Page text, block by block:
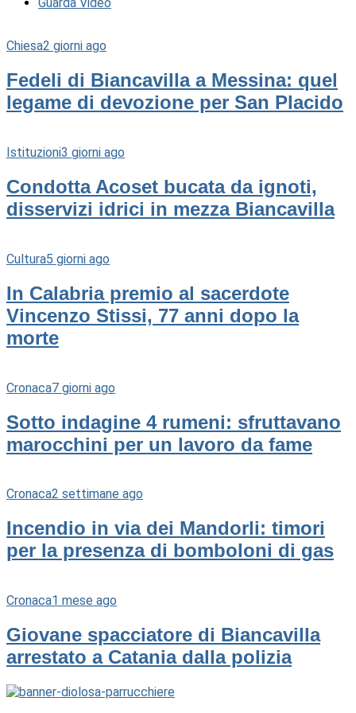
Chiesa2 giorni ago
Fedeli di Biancavilla a Messina: quel
legame di devozione per San Placido
Istituzioni3 giorni ago
Condotta Acoset bucata da ignoti,
disservizi idrici in mezza Biancavilla
Cultura5 giorni ago
In Calabria premio al sacerdote
Vincenzo Stissi, 77 anni dopo la
morte
Cronaca7 giorni ago
Sotto indagine 4 rumeni: sfruttavano
marocchini per un lavoro da fame
Cronaca2 settimane ago
Incendio in via dei Mandorli: timori
per la presenza di bomboloni di gas
Cronaca1 mese ago
Giovane spacciatore di Biancavilla
arrestato a Catania dalla polizia